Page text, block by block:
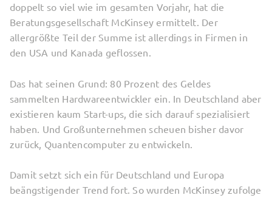
doppelt so viel wie im gesamten Vorjahr, hat die
Beratungsgesellschaft McKinsey ermittelt. Der
allergrößte Teil der Summe ist allerdings in Firmen in
den USA und Kanada geflossen.
Das hat seinen Grund: 80 Prozent des Geldes
sammelten Hardwareentwickler ein. In Deutschland aber
existieren kaum Start-ups, die sich darauf spezialisiert
haben. Und Großunternehmen scheuen bisher davor
zurück, Quantencomputer zu entwickeln.
Damit setzt sich ein für Deutschland und Europa
beängstigender Trend fort. So wurden McKinsey zufolge